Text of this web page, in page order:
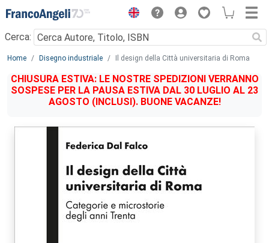
Menu
Cerca:
Main content
Home Disegno industriale Il design della Città universitaria di Roma
CHIUSURA ESTIVA: LE NOSTRE SPEDIZIONI VERRANNO
SOSPESE PER LA PAUSA ESTIVA DAL 30 LUGLIO AL 23
AGOSTO (INCLUSI). BUONE VACANZE!